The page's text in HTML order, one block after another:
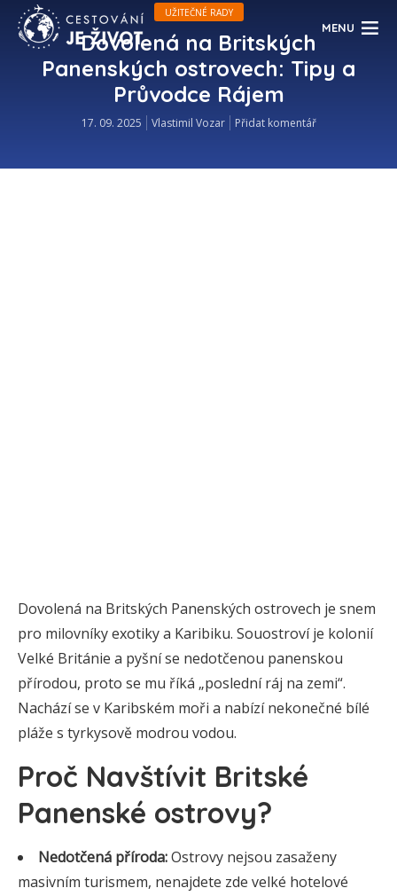
MENU
UŽITEČNÉ RADY
Dovolená na Britských
Panenských ostrovech: Tipy a
Průvodce Rájem
17. 09. 2025 Vlastimil Vozar Přidat komentář
Dovolená na Britských Panenských ostrovech je snem
pro milovníky exotiky a Karibiku. Souostroví je kolonií
Velké Británie a pyšní se nedotčenou panenskou
přírodou, proto se mu říká „poslední ráj na zemi“.
Nachází se v Karibském moři a nabízí nekonečné bílé
pláže s tyrkysově modrou vodou.
Proč Navštívit Britské
Panenské ostrovy?
Nedotčená příroda:Ostrovy nejsou zasaženy
masivním turismem, nenajdete zde velké hotelové